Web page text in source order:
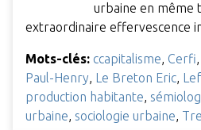
urbaine en même
extraordinaire effervescence
Mots-clés: ccapitalisme, Cerfi,
Paul-Henry, Le Breton Eric,
production habitante,
urbaine, sociologie urbaine,